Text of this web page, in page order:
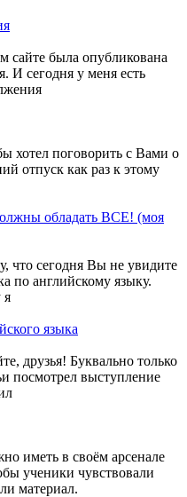
сайте была опубликована
И сегодня у меня есть
хотел поговорить с Вами о
отпуск как раз к этому
обладать ВСЕ! (моя
что сегодня Вы не увидите
по английскому языку.
я
языка
друзья! Буквально только
посмотрел выступление
иметь в своём арсенале
ученики чувствовали
материал.